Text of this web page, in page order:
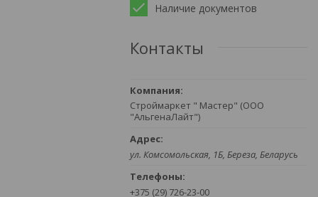
Наличие документов
Контакты
Строймаркет " Мастер" (ООО
"АльгенаЛайт")
ул. Комсомольская, 1Б, Береза, Беларусь
+375 (29) 726-23-00